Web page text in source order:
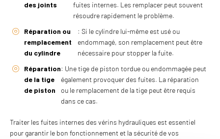
des joints
fuites internes. Les remplacer peut souvent
résoudre rapidement le problème.
Réparation ou
remplacement
du cylindre
: Si le cylindre lui-même est usé ou
endommagé, son remplacement peut être
nécessaire pour stopper la fuite.
Réparation
de la tige
de piston
: Une tige de piston tordue ou endommagée peut
également provoquer des fuites. La réparation
ou le remplacement de la tige peut être requis
dans ce cas.
Traiter les fuites internes des vérins hydrauliques est essentiel
pour garantir le bon fonctionnement et la sécurité de vos